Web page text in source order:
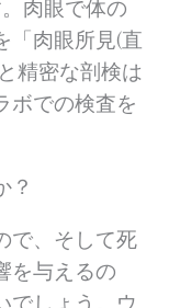
肉眼で体の
「肉眼所見(直
精密な剖検は
ボでの検査を
？
で、そして死
を与えるの